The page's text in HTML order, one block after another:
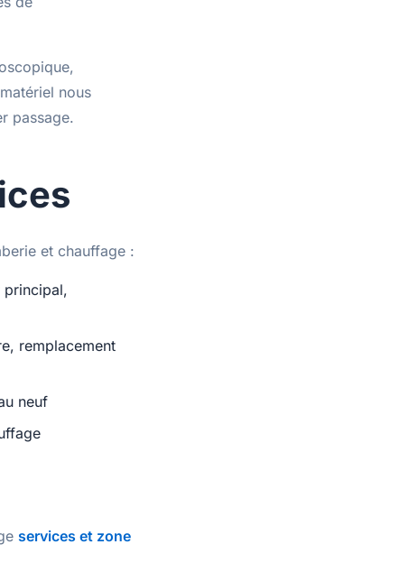
nous
passage.
et chauffage :
principal,
remplacement
neuf
services et zone